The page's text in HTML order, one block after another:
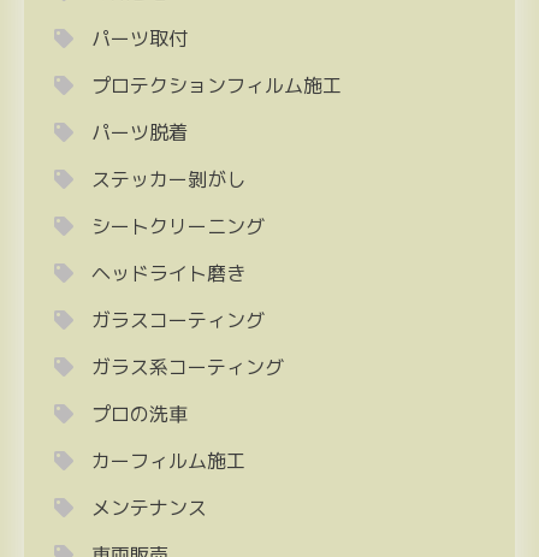
パーツ取付
プロテクションフィルム施工
パーツ脱着
ステッカー剝がし
シートクリーニング
ヘッドライト磨き
ガラスコーティング
ガラス系コーティング
プロの洗車
カーフィルム施工
メンテナンス